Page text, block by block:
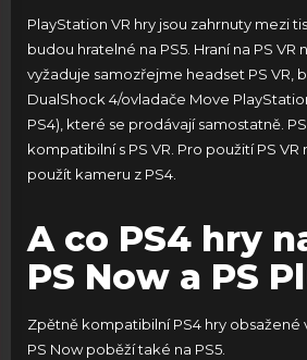
PlayStation VR hry jsou zahrnuty mezi
budou hratelné na PS5. Hraní na PS VR
vyžaduje samozřejme headset PS VR,
DualShock 4/ovladače Move
PS4), které se prodávají samostatně.
kompatibilní s PS VR. Pro použití PS
použít kameru z PS4.
A co PS4 hry
PS Now a PS
Zpětně kompatibilní PS4 hry obsažené
PS Now poběží také na PS5.